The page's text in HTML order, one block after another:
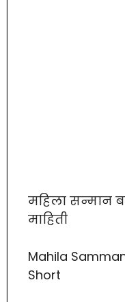
महिला सन्मान
माहिती
Mahila
Short